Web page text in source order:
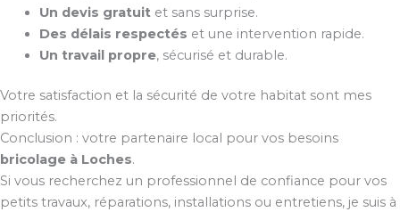
Un devis gratuitet sans surprise.
Des délais respectés et une intervention rapide.
Un travail propre, sécurisé et durable.
Votre satisfaction et la sécurité de votre habitat sont mes
priorités.
Conclusion : votre partenaire local pour vos besoins
bricolage à Loches.
Si vous recherchez un professionnel de confiance pour vos
petits travaux, réparations, installations ou entretiens, je suis à